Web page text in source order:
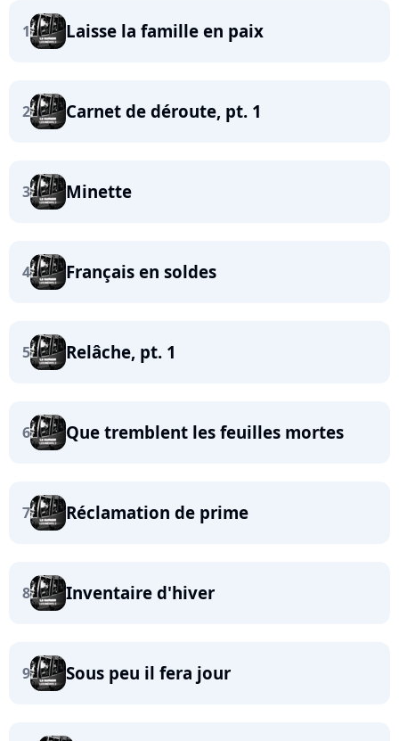
1 Laisse la famille en paix
2 Carnet de déroute, pt. 1
3 Minette
4 Français en soldes
5 Relâche, pt. 1
6 Que tremblent les feuilles mortes
7 Réclamation de prime
8 Inventaire d'hiver
9 Sous peu il fera jour